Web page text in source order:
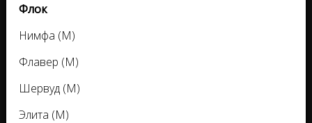
Флок
Нимфа (M)
Флавер (M)
Шервуд (M)
Элита (M)